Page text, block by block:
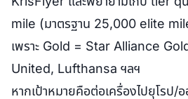
mile (มาตรฐาน 25,000 elite
เพราะ Gold = Star Alliance
United, Lufthansa ฯลฯ
หากเป้าหมายคือต่อเครื่องไปยุโรป/